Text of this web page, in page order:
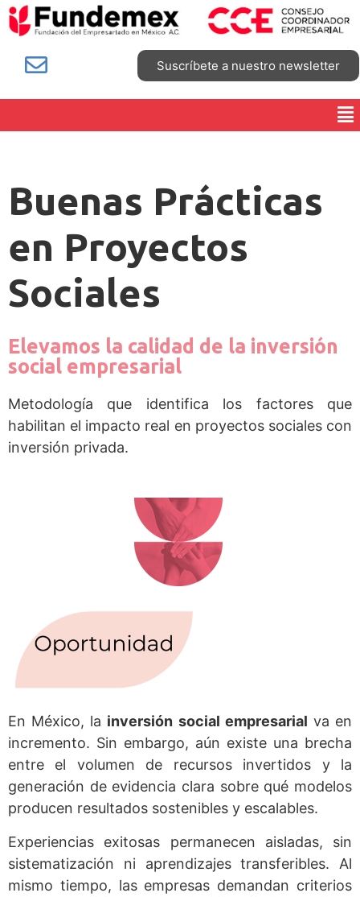
Suscríbete a nuestro newsletter
Buenas Prácticas
en Proyectos
Sociales
Elevamos la calidad de la inversión
social empresarial
Metodología que identifica los factores que
habilitan el impacto real en proyectos sociales con
inversión privada.
En México, la inversión social empresarial va en
incremento. Sin embargo, aún existe una brecha
entre el volumen de recursos invertidos y la
generación de evidencia clara sobre qué modelos
producen resultados sostenibles y escalables.
Experiencias exitosas permanecen aisladas, sin
sistematización ni aprendizajes transferibles. Al
mismo tiempo, las empresas demandan criterios